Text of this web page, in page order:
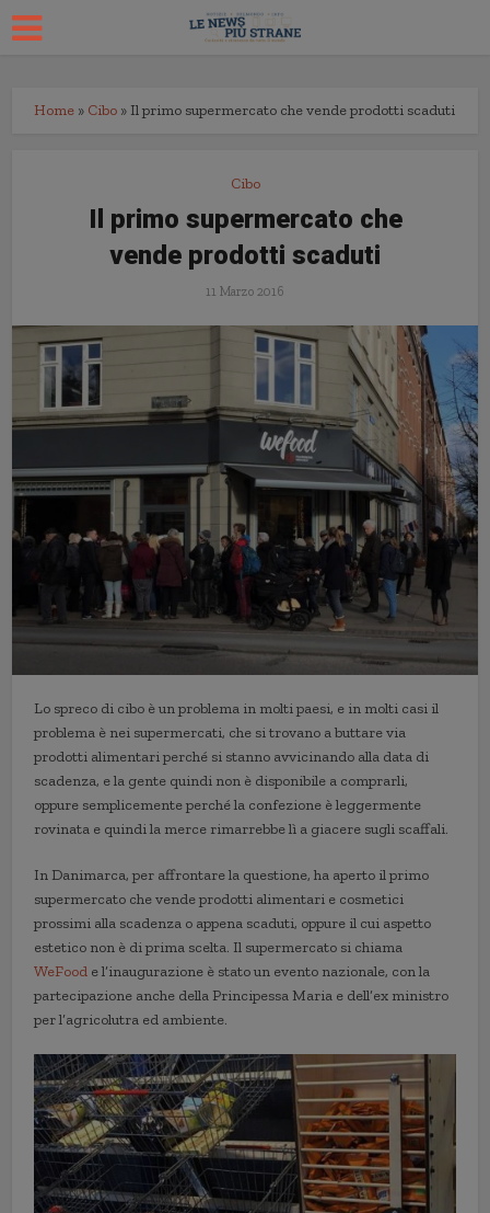
Home » Cibo » Il primo supermercato che vende prodotti scaduti
Cibo
Il primo supermercato che
vende prodotti scaduti
11 Marzo 2016
Lo spreco di cibo è un problema in molti paesi, e in molti casi il
problema è nei supermercati, che si trovano a buttare via
prodotti alimentari perché si stanno avvicinando alla data di
scadenza, e la gente quindi non è disponibile a comprarli,
oppure semplicemente perché la confezione è leggermente
rovinata e quindi la merce rimarrebbe lì a giacere sugli scaffali.
In Danimarca, per affrontare la questione, ha aperto il primo
supermercato che vende prodotti alimentari e cosmetici
prossimi alla scadenza o appena scaduti, oppure il cui aspetto
estetico non è di prima scelta. Il supermercato si chiama
WeFood e l’inaugurazione è stato un evento nazionale, con la
partecipazione anche della Principessa Maria e dell’ex ministro
per l’agricolutra ed ambiente.